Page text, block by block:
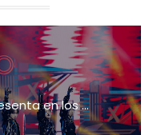
en los ...